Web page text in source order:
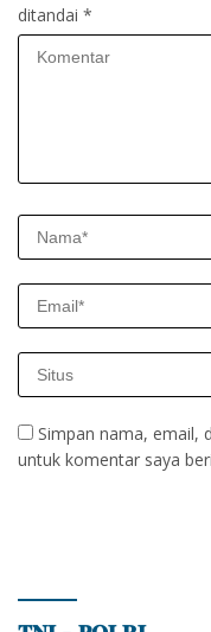
ditandai *
Simpan nama, email,
untuk komentar saya